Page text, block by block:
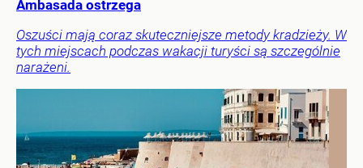
Ambasada ostrzega
Oszuści mają coraz skuteczniejsze metody kradzieży. W
tych miejscach podczas wakacji turyści są szczególnie
narażeni.